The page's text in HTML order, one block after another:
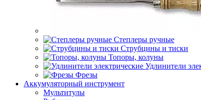
Степлеры ручные
Струбцины и тиски
Топоры, колуны
Удлинители
Фрезы
Аккумуляторный инструмент
Мультитулы